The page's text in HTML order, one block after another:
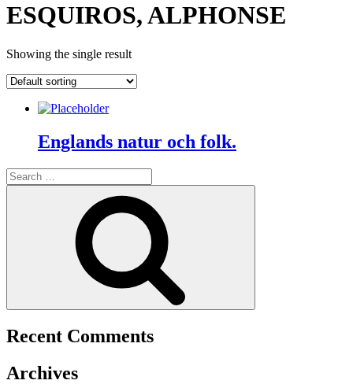
ESQUIROS, ALPHONSE
Showing the single result
Englands natur och folk.
Search
for:
Recent Comments
Archives